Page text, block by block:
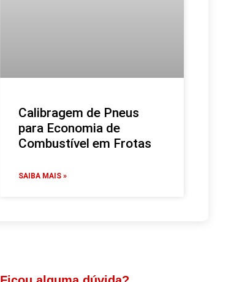
Calibragem de Pneus
para Economia de
Combustível em Frotas
SAIBA MAIS »